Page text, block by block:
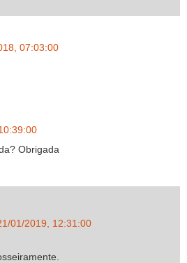
07:03:00
Obrigada
01/2019, 12:31:00